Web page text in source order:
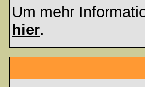
Um mehr
hier.